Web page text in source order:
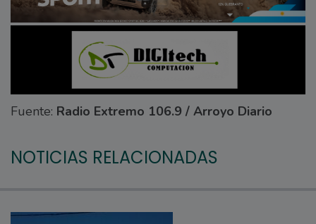
Fuente: Radio Extremo 106.9 / Arroyo Diario
NOTICIAS RELACIONADAS